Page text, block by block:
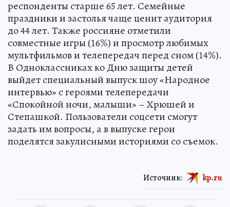
респонденты старше 65 лет. Семейные
праздники и застолья чаще ценит аудитория
до 44 лет. Также россияне отметили
совместные игры (16%) и просмотр любимых
мультфильмов и телепередач перед сном (14%).
В Одноклассниках ко Дню защиты детей
выйдет специальный выпуск шоу «Народное
интервью» с героями телепередачи
«Спокойной ночи, малыши» – Хрюшей и
Степашкой. Пользователи соцсети смогут
задать им вопросы, а в выпуске герои
поделятся закулисными историями со съемок.
Источник: kp.ru